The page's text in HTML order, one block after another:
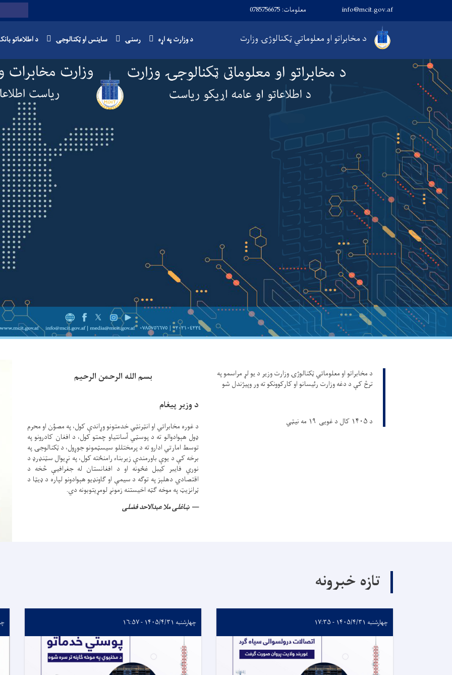
to
main
content
info@mcit.gov.af معلومات: 0785756675
د مخابراتو او معلوماتي ټکنالوژۍ وزارت
Main navigation د وزارت په اړه رسنۍ ساینس او ټکنالوجۍ د اطلاعاتو
د مخابراتو او معلوماتي ټکنالوژۍ وزارت وزیر د یو لړ مراسمو په
ترڅ کې د دغه وزارت رئیسانو او کارکوونکو ته ور وپیژندل شو
د ۱۴۰۵ کال د غویی ۱۹ مه نیټي
بسم الله الرحمن الرحیم
د وزیر پیغام
د غوره مخابراتي او انټرنټي خدمتونو وړاندې کول، په مصؤن او محرم
ډول هېوادوالو ته د پوسټي آسانتیاو چمتو کول، د افغان کادرونو په
توسط امارتي ادارو ته د پرمختللو سیسټمونو جوړول، د ټکنالوجۍ په
برخه کې د یوې باورمندې زیربناء رامنځته کول، په نړیوال سټنډرډ د
نوري فایبر کیبل غځونه او د افغانستان له جغرافیې څخه د
اقتصادي دهلېز په توګه د سیمې او ګاونډیو هېوادونو لپاره د ډیټا د
ټرانزیټ په موخه ګټه اخیستنه زمونږ لومړیتوبونه دي.
ښاغلی ملا عبدالاحد فضلی
تازه خبرونه
چهارشنبه ۱۴۰۵/۴/۳۱ - ۱۷:۳۵ چهارشنبه ۱۴۰۵/۴/۳۱ - ۱۶:۵۷